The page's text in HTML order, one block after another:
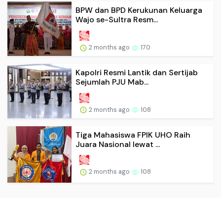
BPW dan BPD Kerukunan Keluarga
Wajo se-Sultra Resm...
2 months ago 170
Kapolri Resmi Lantik dan Sertijab
Sejumlah PJU Mab...
2 months ago 108
Tiga Mahasiswa FPIK UHO Raih
Juara Nasional lewat ...
2 months ago 108